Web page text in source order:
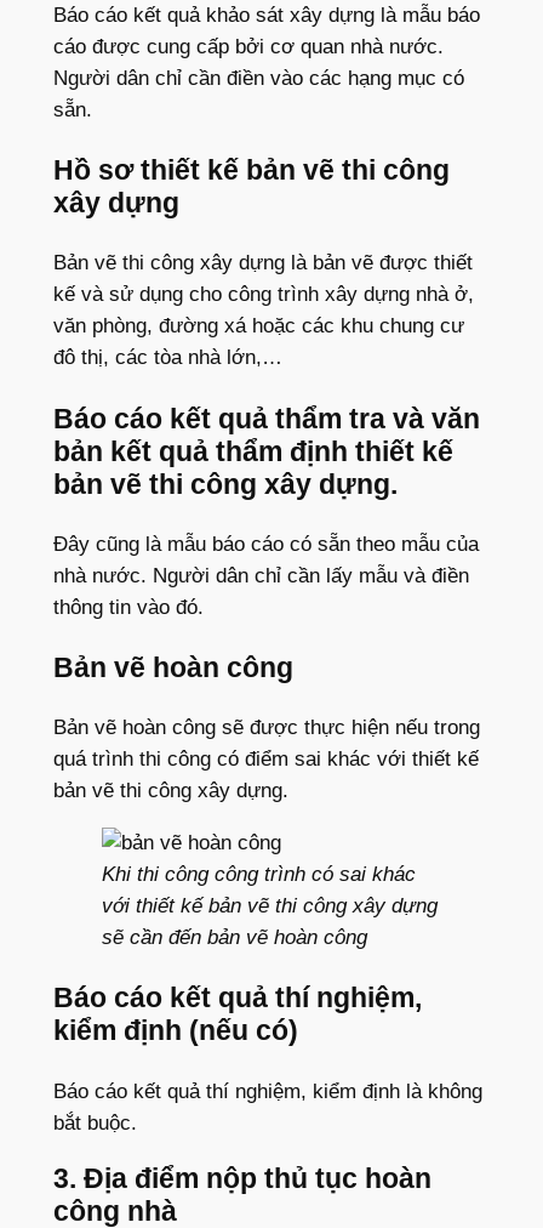
Báo cáo kết quả khảo sát xây dựng là mẫu báo
cáo được cung cấp bởi cơ quan nhà nước.
Người dân chỉ cần điền vào các hạng mục có
sẵn.
Hồ sơ thiết kế bản vẽ thi công
xây dựng
Bản vẽ thi công xây dựng là bản vẽ được thiết
kế và sử dụng cho công trình xây dựng nhà ở,
văn phòng, đường xá hoặc các khu chung cư
đô thị, các tòa nhà lớn,…
Báo cáo kết quả thẩm tra và văn
bản kết quả thẩm định thiết kế
bản vẽ thi công xây dựng.
Đây cũng là mẫu báo cáo có sẵn theo mẫu của
nhà nước. Người dân chỉ cần lấy mẫu và điền
thông tin vào đó.
Bản vẽ hoàn công
Bản vẽ hoàn công sẽ được thực hiện nếu trong
quá trình thi công có điểm sai khác với thiết kế
bản vẽ thi công xây dựng.
Khi thi công công trình có sai khác
với thiết kế bản vẽ thi công xây dựng
sẽ cần đến bản vẽ hoàn công
Báo cáo kết quả thí nghiệm,
kiểm định (nếu có)
Báo cáo kết quả thí nghiệm, kiểm định là không
bắt buộc.
3. Địa điểm nộp thủ tục hoàn
công nhà